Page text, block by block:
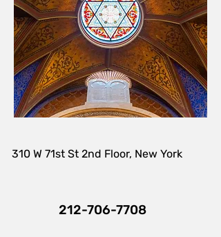
310 W 71st St 2nd Floor, New York
212-706-7708